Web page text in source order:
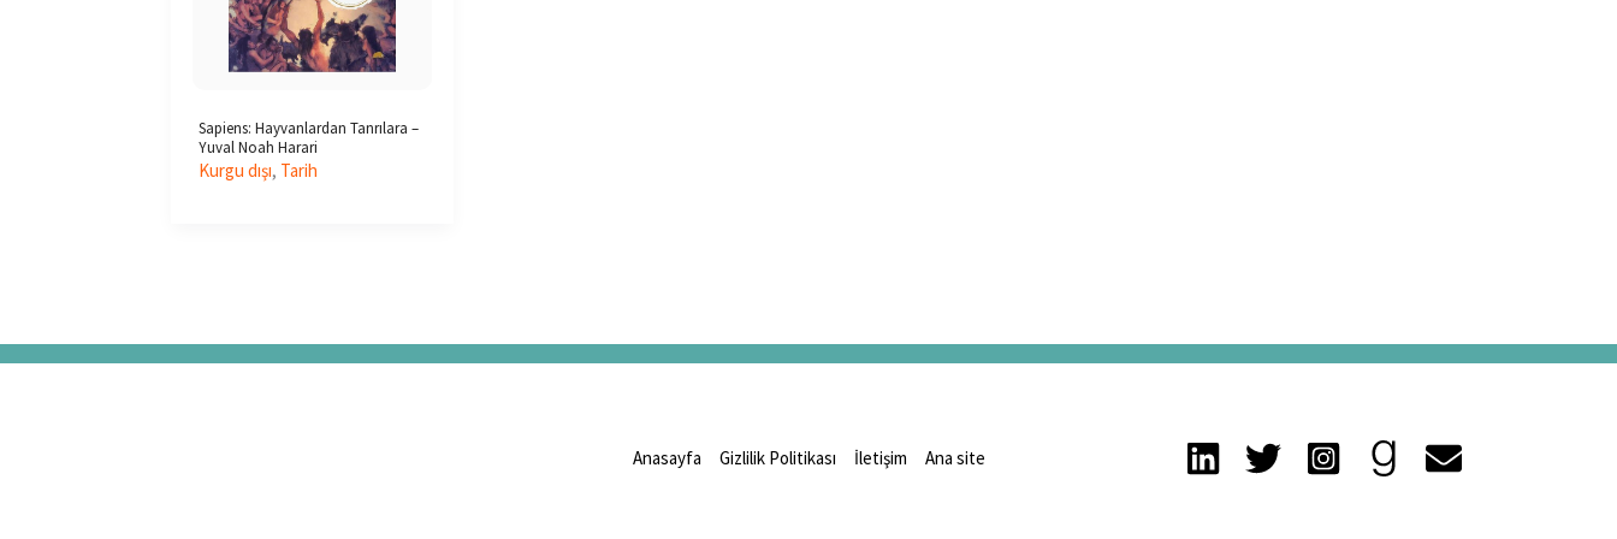
Sapiens: Hayvanlardan Tanrılara –
Yuval Noah Harari
Kurgu dışı, Tarih
Anasayfa Gizlilik Politikası İletişim Ana site